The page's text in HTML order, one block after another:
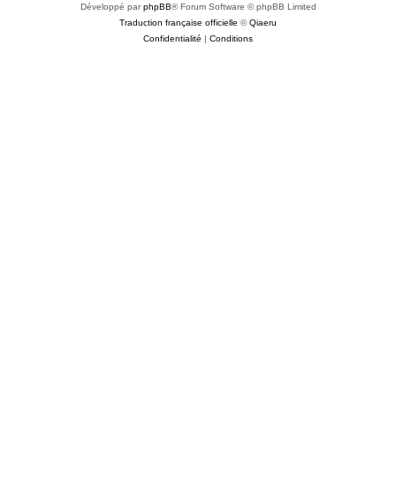
Développé parphpBB® Forum Software © phpBB Limited
Traduction française officielle ©Qiaeru
Confidentialité | Conditions